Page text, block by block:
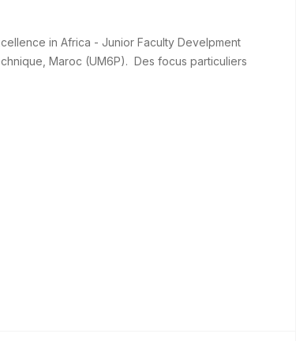
in Africa - Junior Faculty Develpment
Maroc (UM6P). Des focus particuliers